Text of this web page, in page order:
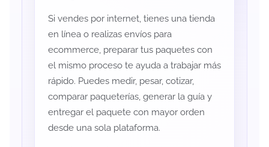
Si vendes por internet, tienes una tienda
en línea o realizas envíos para
ecommerce, preparar tus paquetes con
el mismo proceso te ayuda a trabajar más
rápido. Puedes medir, pesar, cotizar,
comparar paqueterías, generar la guía y
entregar el paquete con mayor orden
desde una sola plataforma.